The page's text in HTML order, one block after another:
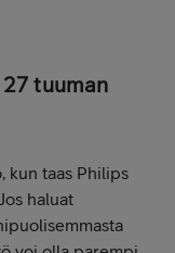
tuuman
kun taas Philips
haluat